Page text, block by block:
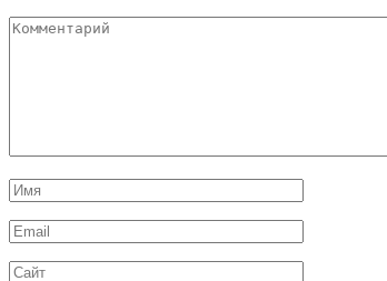
Комментарий
Имя
*
Email
*
Сайт